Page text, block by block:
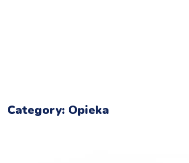
Category: Opieka